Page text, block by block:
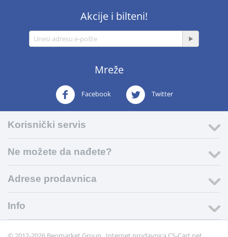
Akcije i bilteni!
Mreže
Facebook Twitter
Korisnički servis
Ne možete da nađete?
Adrese prodavnica
Info